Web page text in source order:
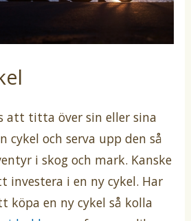
att titta över sin eller sina
cykel och serva upp den så
i skog och mark. Kanske
investera i en ny cykel. Har
köpa en ny cykel så kolla